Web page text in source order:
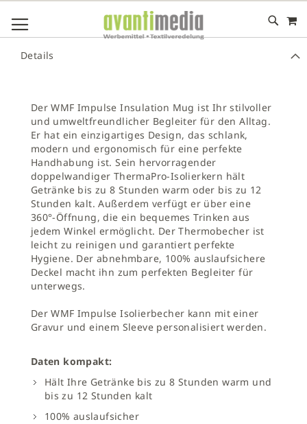
DIREKT
ZUM
# DRÜCKEN SIE DIE EINGABETASTE, UM DIE SUCHE ZU
Details
Der WMF Impulse Insulation Mug ist Ihr stilvoller
und umweltfreundlicher Begleiter für den Alltag.
Er hat ein einzigartiges Design, das schlank,
modern und ergonomisch für eine perfekte
Handhabung ist. Sein hervorragender
doppelwandiger ThermaPro-Isolierkern hält
Getränke bis zu 8 Stunden warm oder bis zu 12
Stunden kalt. Außerdem verfügt er über eine
360°-Öffnung, die ein bequemes Trinken aus
jedem Winkel ermöglicht. Der Thermobecher ist
leicht zu reinigen und garantiert perfekte
Hygiene. Der abnehmbare, 100% auslaufsichere
Deckel macht ihn zum perfekten Begleiter für
unterwegs.
Der WMF Impulse Isolierbecher kann mit einer
Gravur und einem Sleeve personalisiert werden.
Daten kompakt:
Hält Ihre Getränke bis zu 8 Stunden warm und
bis zu 12 Stunden kalt
100% auslaufsicher